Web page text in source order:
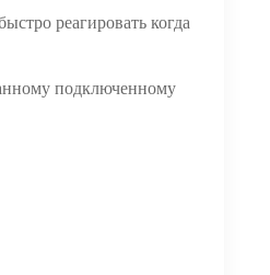
реагировать когда
подключенному